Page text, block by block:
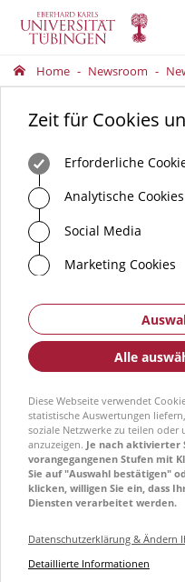
Home Newsroom
Zeit für Cookies
Erforderliche
Analytische Cookies
Social Media
Marketing Cookies
Alle
Diese Webseite verwendet
statistische Auswertungen
soziale Netzwerke zu teilen oder
anzuzeigen. Je nach aktivierter
vorangegangenen Stufen mit
Sie auf "Auswahl bestätigen"
klicken, willigen Sie ein, dass
Diensten verarbeitet werden.
Datenschutzerklärung & Ändern
Detaillierte Informationen